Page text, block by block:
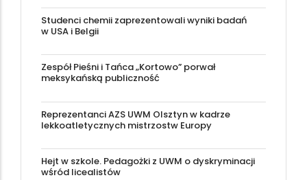
Studenci chemii zaprezentowali wyniki badań
w USA i Belgii
Zespół Pieśni i Tańca „Kortowo” porwał
meksykańską publiczność
Reprezentanci AZS UWM Olsztyn w kadrze
lekkoatletycznych mistrzostw Europy
Hejt w szkole. Pedagożki z UWM o dyskryminacji
wśród licealistów